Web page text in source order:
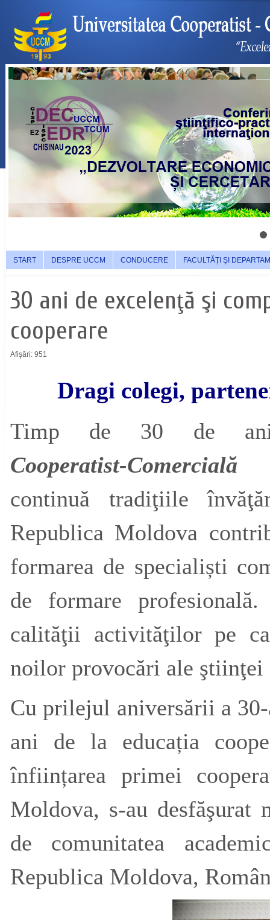
START DESPRE UCCM CONDUCERE FACULTĂŢI ŞI
30 ani de excelenţă şi
cooperare
Afişări: 951
Dragi colegi,
Timp de 30 de
Cooperatist-
continuă tradiţiile
Republica Moldova
formarea de specialiști
de formare
calităţii activităţilor pe
noilor provocări ale ştiinţei
Cu prilejul aniversării a
ani de la educația
înființarea primei
Moldova, s-au desfăşurat
de comunitatea
Republica Moldova,